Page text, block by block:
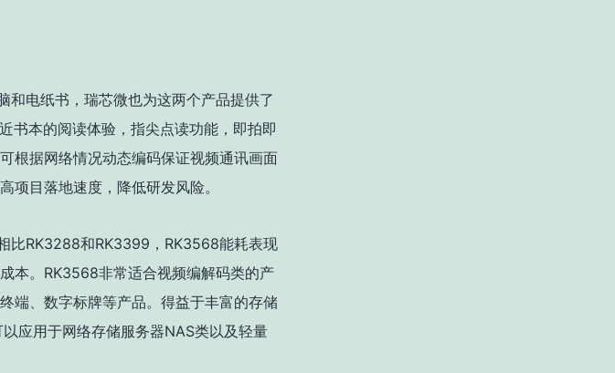
和电纸书，瑞芯微也为这两个产品提供了
书本的阅读体验，指尖点读功能，即拍即
根据网络情况动态编码保证视频通讯画面
项目落地速度，降低研发风险。
比RK3288和RK3399，RK3568能耗表现
本。RK3568非常适合视频编解码类的产
端、数字标牌等产品。得益于丰富的存储
应用于网络存储服务器NAS类以及轻量